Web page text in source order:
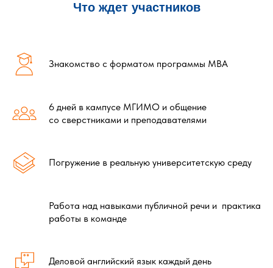
Что ждет участников
Знакомство с форматом программы MBA
6 дней в кампусе МГИМО и общение
со сверстниками и преподавателями
Погружение в реальную университетскую среду
Работа над навыками публичной речи и практика
работы в команде
Деловой английский язык каждый день